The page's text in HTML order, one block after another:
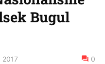
Bugul
2017 0